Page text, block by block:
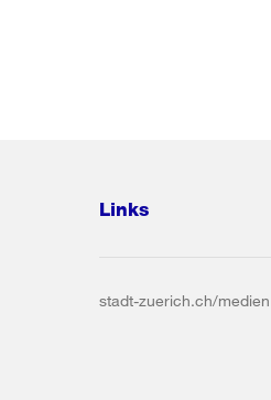
Links
stadt-zuerich.ch/medien